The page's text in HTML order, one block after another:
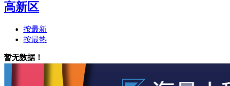
高新区
按最新
按最热
暂无数据！